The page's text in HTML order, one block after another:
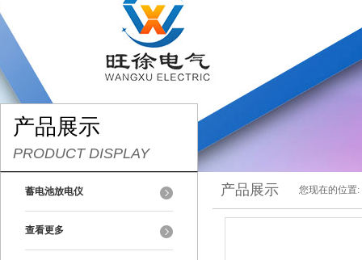
产品展示
PRODUCT DISPLAY
蓄电池放电仪
查看更多
产品展示 您现在的位置: